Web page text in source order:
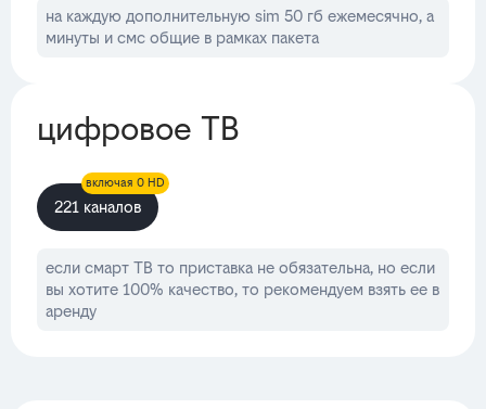
на каждую дополнительную sim 50 гб ежемесячно, а
минуты и смс общие в рамках пакета
цифровое ТВ
221 каналов
включая 0 HD
если смарт ТВ то приставка не обязательна, но если
вы хотите 100% качество, то рекомендуем взять ее в
аренду